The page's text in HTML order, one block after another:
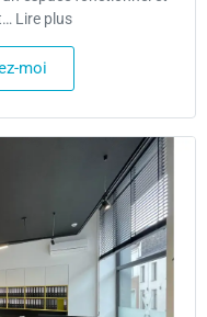
Lire plus
moi